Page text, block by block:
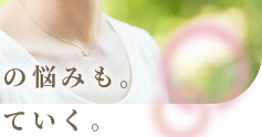
悩みも。
いく。